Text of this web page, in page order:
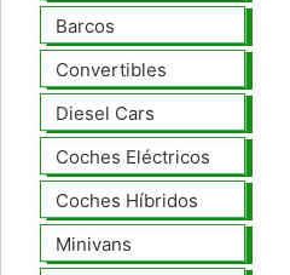
Barcos
Convertibles
Diesel Cars
Coches Eléctricos
Coches Híbridos
Minivans